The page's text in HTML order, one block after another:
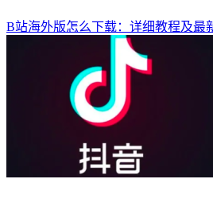
B站海外版怎么下载：详细教程及最